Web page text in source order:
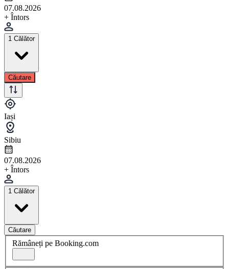
07.08.2026
+ Întors
1 Călător
Căutare
Iași
Sibiu
07.08.2026
+ Întors
1 Călător
Căutare
Rămâneți pe Booking.com